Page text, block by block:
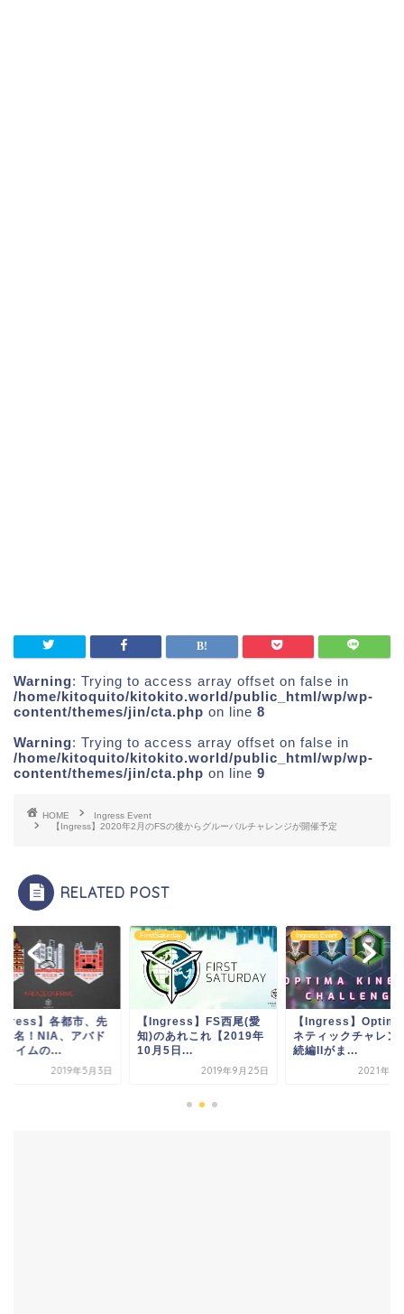
Warning: Trying to access array offset on false in
/home/kitoquito/kitokito.world/public_html/wp/wp-
content/themes/jin/cta.php on line 8
Warning: Trying to access array offset on false in
/home/kitoquito/kitokito.world/public_html/wp/wp-
content/themes/jin/cta.php on line 9
HOME
Ingress Event
【Ingress】2020年2月のFSの後からグルーバルチャレンジが開催予定
RELATED POST
】各都市、先
名！NIA、アバド
ライムの...
2019年5月3日
FirstSaturday
【Ingress】FS西尾(愛
知)のあれこれ【2019年
10月5日...
2019年9月25日
Ingress Event
【Ingress】
ネティックチャレン
続編IIがま...
2021年9